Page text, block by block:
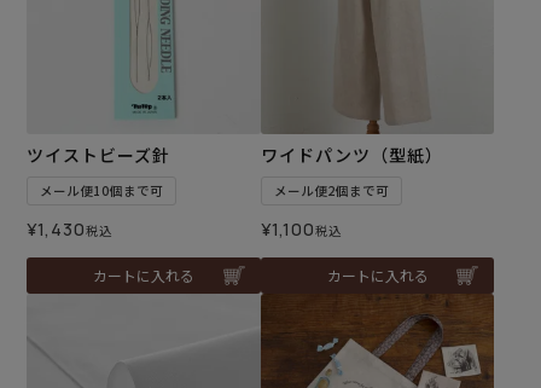
ツイストビーズ針
メール便10個まで可
¥1,430税込
カートに入れる
ワイドパンツ（型紙）
メール便2個まで可
¥1,100税込
カートに入れる